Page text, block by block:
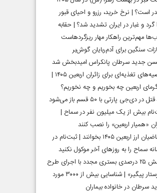
است؟ | نرخ خرید، رزرو و احیای قبور
گرد و غبار در ایران تشدید شد؟ | حقابه
مهم‌ترین راهکار مهار ریزگردهاست
سنگین برای آدم‌ربایان گوش‌بر
جدید سرطان پانکراس امیدبخش شد
توصیه‌های تغذیه‌ای برای زائران اربعین ۱۴۰۵ |
اربعین چه بخوریم و چه نخوریم؟
در دی‌جی پارتی با ۵۰ قسم باز می‌شود
بیش از یک میلیون نفر در سماح |
«همیار اربعین» را نصب کنند
متقاضیان ارز اربعین ۱۴۰۵ بخوانند | ثبت‌نام در
سماح را به روز‌های آخر موکول نکنید
کاهش ۲۵ درصدی بستری مجدد با اجرای طرح
«پرستار پیگیر» | شناسایی بیش از ۳۰۰۰ مورد
سرطان در خانواده بیماران